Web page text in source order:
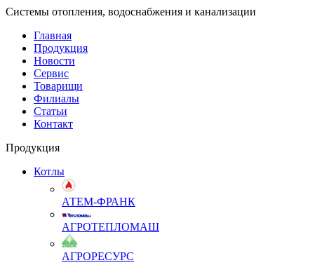
Системы отопления, водоснабжения и канализации
Главная
Продукция
Новости
Сервис
Товарищи
Филиалы
Статьи
Контакт
Продукция
Котлы
АТЕМ-ФРАНК
АГРОТЕПЛОМАШ
АГРОРЕСУРС